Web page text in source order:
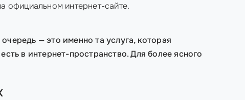
официальном интернет-сайте.
— это именно та услуга, которая
в интернет-пространство. Для более ясного